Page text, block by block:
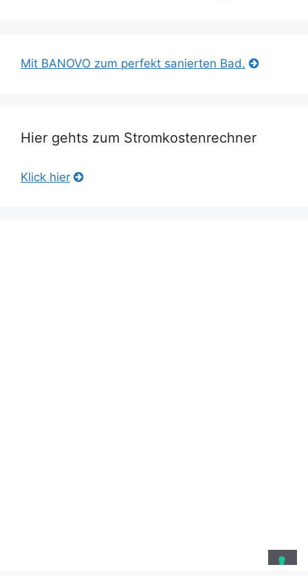
Mit BANOVO zum perfekt sanierten Bad.
Hier gehts zum Stromkostenrechner
Klick hier